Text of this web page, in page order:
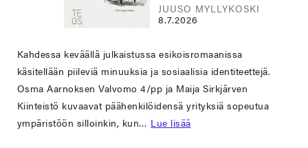
JUUSO MYLLYKOSKI
8.7.2026
Kahdessa keväällä julkaistussa esikoisromaanissa
käsitellään piileviä minuuksia ja sosiaalisia identiteettejä.
Osma Aarnoksen Valvomo 4/pp ja Maija Sirkjärven
Kiinteistö kuvaavat päähenkilöidensä yrityksiä sopeutua
ympäristöön silloinkin, kun… Lue lisää